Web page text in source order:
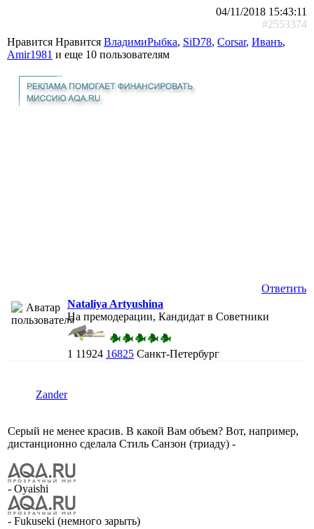
04/11/2018 15:43:11
#2553374
Нравится Нравится ВладимиРыбка, SiD78, Corsar, Иванъ,
Amir1981 и еще 10 пользователям
Ответить
Nataliya Artyushina
На премодерации, Кандидат в Советники
1 11924 16825 Санкт-Петербург
Zander
Серый не менее красив. В какой Вам объем? Вот, например,
дистанционно сделала Стиль Санзон (триаду) -
- Oyaishi
- Fukuseki (немного зарыть)